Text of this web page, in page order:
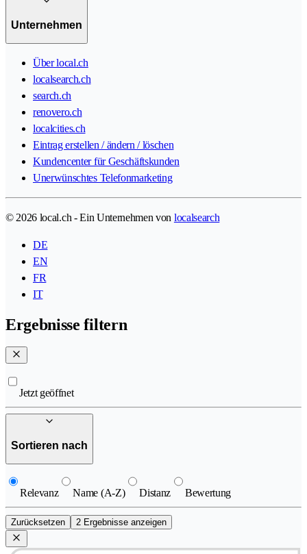
Unternehmen
Über local.ch
localsearch.ch
search.ch
renovero.ch
localcities.ch
Eintrag erstellen / ändern / löschen
Kundencenter für Geschäftskunden
Unerwünschtes Telefonmarketing
© 2026 local.ch - Ein Unternehmen von localsearch
DE
EN
FR
IT
Ergebnisse filtern
Jetzt geöffnet
Sortieren nach
Relevanz Name (A-Z) Distanz Bewertung
Zurücksetzen 2 Ergebnisse anzeigen